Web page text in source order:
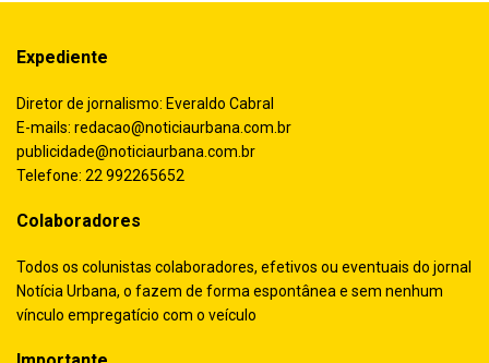
Expediente
Diretor de jornalismo: Everaldo Cabral
E-mails: redacao@noticiaurbana.com.br
publicidade@noticiaurbana.com.br
Telefone: 22 992265652
Colaboradores
Todos os colunistas colaboradores, efetivos ou eventuais do jornal
Notícia Urbana, o fazem de forma espontânea e sem nenhum
vínculo empregatício com o veículo